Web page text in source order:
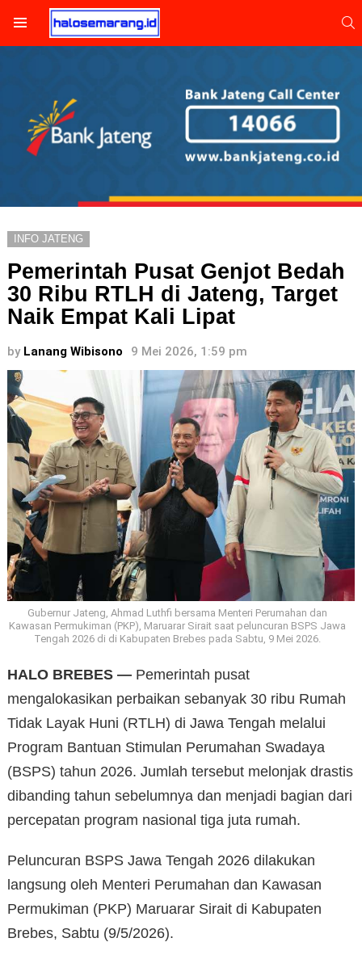
INFO JATENG
Pemerintah Pusat Genjot Bedah
30 Ribu RTLH di Jateng, Target
Naik Empat Kali Lipat
by Lanang Wibisono 9 Mei 2026, 1:59 pm
Gubernur Jateng, Ahmad Luthfi bersama Menteri Perumahan dan
Kawasan Permukiman (PKP), Maruarar Sirait saat peluncuran BSPS Jawa
Tengah 2026 di di Kabupaten Brebes pada Sabtu, 9 Mei 2026.
HALO BREBES — Pemerintah pusat
mengalokasikan perbaikan sebanyak 30 ribu Rumah
Tidak Layak Huni (RTLH) di Jawa Tengah melalui
Program Bantuan Stimulan Perumahan Swadaya
(BSPS) tahun 2026. Jumlah tersebut melonjak drastis
dibanding tahun sebelumnya dan menjadi bagian dari
percepatan program nasional tiga juta rumah.
Peluncuran BSPS Jawa Tengah 2026 dilakukan
langsung oleh Menteri Perumahan dan Kawasan
Permukiman (PKP) Maruarar Sirait di Kabupaten
Brebes, Sabtu (9/5/2026).